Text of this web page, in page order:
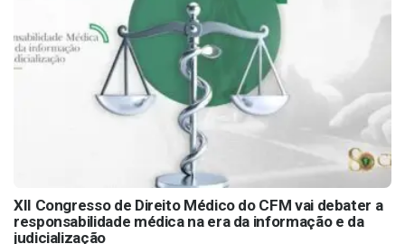
XII Congresso de Direito Médico do CFM vai debater a
responsabilidade médica na era da informação e da
judicialização